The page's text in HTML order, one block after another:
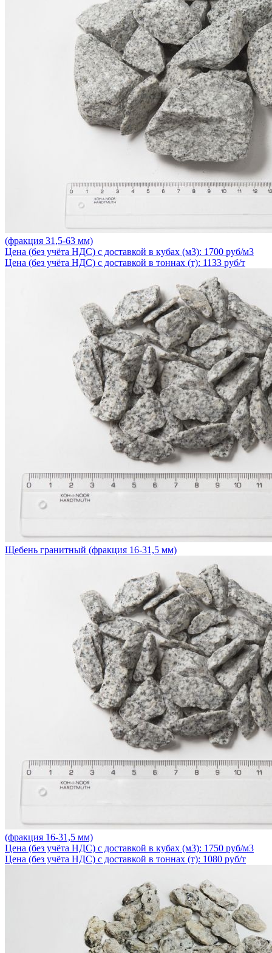
(фракция 31,5-63 мм)
Цена (без учёта НДС) с доставкой в кубах (м3): 1700 руб/м3
Цена (без учёта НДС) с доставкой в тоннах (т): 1133 руб/т
Щебень гранитный (фракция 16-31,5 мм)
(фракция 16-31,5 мм)
Цена (без учёта НДС) с доставкой в кубах (м3): 1750 руб/м3
Цена (без учёта НДС) с доставкой в тоннах (т): 1080 руб/т